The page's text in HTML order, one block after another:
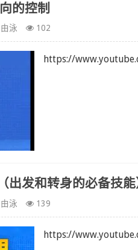
的控制
泳 102
https://
出发和转身的必备技能
泳 139
https://